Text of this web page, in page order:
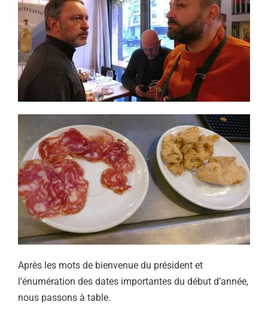
Après les mots de bienvenue du président et
l’énumération des dates importantes du début d’année,
nous passons à table.